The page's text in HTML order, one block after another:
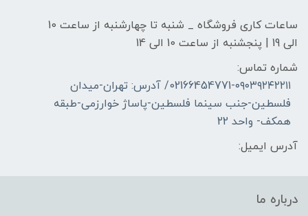
ساعات کاری فروشگاه _ شنبه تا چهارشنبه از ساعت 10
الی 19 | پنجشنبه از ساعت 10 الی 14
شماره تماس:
02166454771-۰۹۰۳۹۲۴۲۲۱۱/ آدرس: تهران-میدان
فلسطین-جنب سینما فلسطین-پاساژ خوارزمی-طبقه
همکف- واحد 22
آدرس ایمیل:
درباره ما